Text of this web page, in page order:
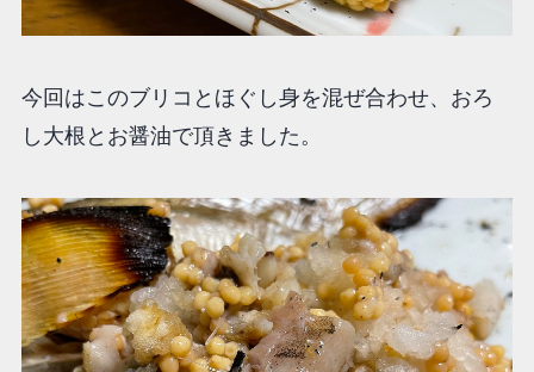
今回はこのブリコとほぐし身を混ぜ合わせ、おろ
し大根とお醤油で頂きました。